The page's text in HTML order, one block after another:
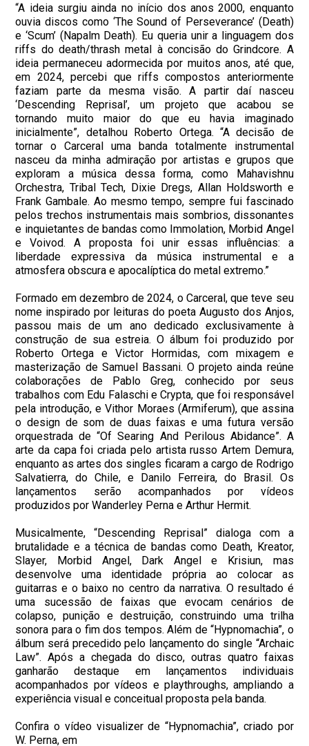
“A ideia surgiu ainda no início dos anos 2000, enquanto
ouvia discos como ‘The Sound of Perseverance’ (Death)
e ‘Scum’ (Napalm Death). Eu queria unir a linguagem dos
riffs do death/thrash metal à concisão do Grindcore. A
ideia permaneceu adormecida por muitos anos, até que,
em 2024, percebi que riffs compostos anteriormente
faziam parte da mesma visão. A partir daí nasceu
‘Descending Reprisal’, um projeto que acabou se
tornando muito maior do que eu havia imaginado
inicialmente”, detalhou Roberto Ortega. “A decisão de
tornar o Carceral uma banda totalmente instrumental
nasceu da minha admiração por artistas e grupos que
exploram a música dessa forma, como Mahavishnu
Orchestra, Tribal Tech, Dixie Dregs, Allan Holdsworth e
Frank Gambale. Ao mesmo tempo, sempre fui fascinado
pelos trechos instrumentais mais sombrios, dissonantes
e inquietantes de bandas como Immolation, Morbid Angel
e Voivod. A proposta foi unir essas influências: a
liberdade expressiva da música instrumental e a
atmosfera obscura e apocalíptica do metal extremo.”
Formado em dezembro de 2024, o Carceral, que teve seu
nome inspirado por leituras do poeta Augusto dos Anjos,
passou mais de um ano dedicado exclusivamente à
construção de sua estreia. O álbum foi produzido por
Roberto Ortega e Victor Hormidas, com mixagem e
masterização de Samuel Bassani. O projeto ainda reúne
colaborações de Pablo Greg, conhecido por seus
trabalhos com Edu Falaschi e Crypta, que foi responsável
pela introdução, e Vithor Moraes (Armiferum), que assina
o design de som de duas faixas e uma futura versão
orquestrada de “Of Searing And Perilous Abidance”. A
arte da capa foi criada pelo artista russo Artem Demura,
enquanto as artes dos singles ficaram a cargo de Rodrigo
Salvatierra, do Chile, e Danilo Ferreira, do Brasil. Os
lançamentos serão acompanhados por vídeos
produzidos por Wanderley Perna e Arthur Hermit.
Musicalmente, “Descending Reprisal” dialoga com a
brutalidade e a técnica de bandas como Death, Kreator,
Slayer, Morbid Angel, Dark Angel e Krisiun, mas
desenvolve uma identidade própria ao colocar as
guitarras e o baixo no centro da narrativa. O resultado é
uma sucessão de faixas que evocam cenários de
colapso, punição e destruição, construindo uma trilha
sonora para o fim dos tempos. Além de “Hypnomachia”, o
álbum será precedido pelo lançamento do single “Archaic
Law”. Após a chegada do disco, outras quatro faixas
ganharão destaque em lançamentos individuais
acompanhados por vídeos e playthroughs, ampliando a
experiência visual e conceitual proposta pela banda.
Confira o vídeo visualizer de “Hypnomachia”, criado por
W. Perna, em